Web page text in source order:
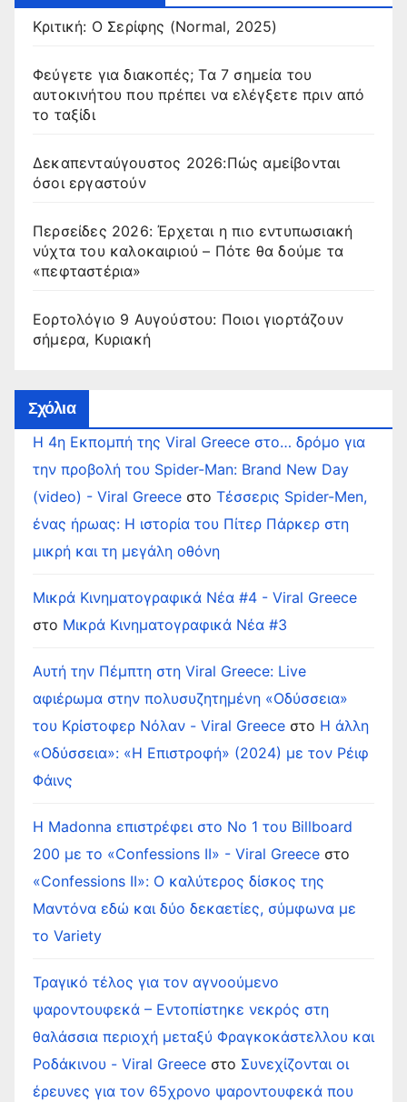
Κριτική: Ο Σερίφης (Normal, 2025)
Φεύγετε για διακοπές; Τα 7 σημεία του
αυτοκινήτου που πρέπει να ελέγξετε πριν από
το ταξίδι
Δεκαπενταύγουστος 2026:Πώς αμείβονται
όσοι εργαστούν
Περσείδες 2026: Έρχεται η πιο εντυπωσιακή
νύχτα του καλοκαιριού – Πότε θα δούμε τα
«πεφταστέρια»
Εορτολόγιο 9 Αυγούστου: Ποιοι γιορτάζουν
σήμερα, Κυριακή
Σχόλια
Η 4η Εκπομπή της Viral Greece στο… δρόμο για
την προβολή του Spider-Man: Brand New Day
(video) - Viral Greece στο Τέσσερις Spider-Men,
ένας ήρωας: Η ιστορία του Πίτερ Πάρκερ στη
μικρή και τη μεγάλη οθόνη
Μικρά Κινηματογραφικά Νέα #4 - Viral Greece
στο Μικρά Κινηματογραφικά Νέα #3
Αυτή την Πέμπτη στη Viral Greece: Live
αφιέρωμα στην πολυσυζητημένη «Οδύσσεια»
του Κρίστοφερ Νόλαν - Viral Greece στο Η άλλη
«Οδύσσεια»: «Η Επιστροφή» (2024) με τον Ρέιφ
Φάινς
Η Madonna επιστρέφει στο Νο 1 του Billboard
200 με το «Confessions II» - Viral Greece στο
«Confessions II»: Ο καλύτερος δίσκος της
Μαντόνα εδώ και δύο δεκαετίες, σύμφωνα με
το Variety
Τραγικό τέλος για τον αγνοούμενο
ψαροντουφεκά – Εντοπίστηκε νεκρός στη
θαλάσσια περιοχή μεταξύ Φραγκοκάστελλου και
Ροδάκινου - Viral Greece στο Συνεχίζονται οι
έρευνες για τον 65χρονο ψαροντουφεκά που